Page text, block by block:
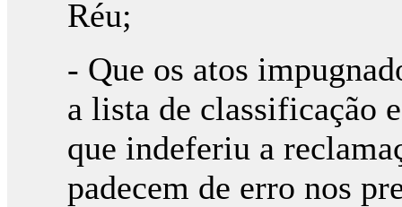
Réu;
- Que os atos
a lista de classificação
que indeferiu a
padecem de erro nos